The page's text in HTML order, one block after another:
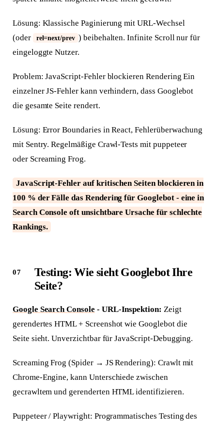
Lösung: Klassische Paginierung mit URL-Wechsel
(oder
rel=next/prev ) beibehalten. Infinite Scroll nur für
eingeloggte Nutzer.
Problem: JavaScript-Fehler blockieren Rendering Ein
einzelner JS-Fehler kann verhindern, dass Googlebot
die gesamte Seite rendert.
Lösung: Error Boundaries in React, Fehlerüberwachung
mit Sentry. Regelmäßige Crawl-Tests mit puppeteer
oder Screaming Frog.
JavaScript-Fehler auf kritischen Seiten blockieren in
100 % der Fälle das Rendering für Googlebot - eine in
Search Console oft unsichtbare Ursache für schlechte
Rankings.
Testing: Wie sieht Googlebot Ihre
Seite?
Google Search Console - URL-Inspektion: Zeigt
gerendertes HTML + Screenshot wie Googlebot die
Seite sieht. Unverzichtbar für JavaScript-Debugging.
Screaming Frog (Spider → JS Rendering): Crawlt mit
Chrome-Engine, kann Unterschiede zwischen
gecrawltem und gerenderten HTML identifizieren.
Puppeteer / Playwright: Programmatisches Testing des